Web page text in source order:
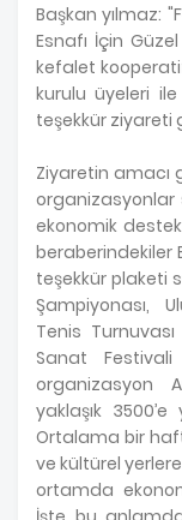
Başkan yılmaz:
Esnafı İçin
kefalet
kurulu üyeleri
teşekkür ziyareti
Ziyaretin amacı
organizasyonlar
ekonomik
beraberindekiler
teşekkür plaketi
Şampiyonası,
Tenis
Sanat
organizasyon
yaklaşık 3500’e
Ortalama bir
ve kültürel
ortamda